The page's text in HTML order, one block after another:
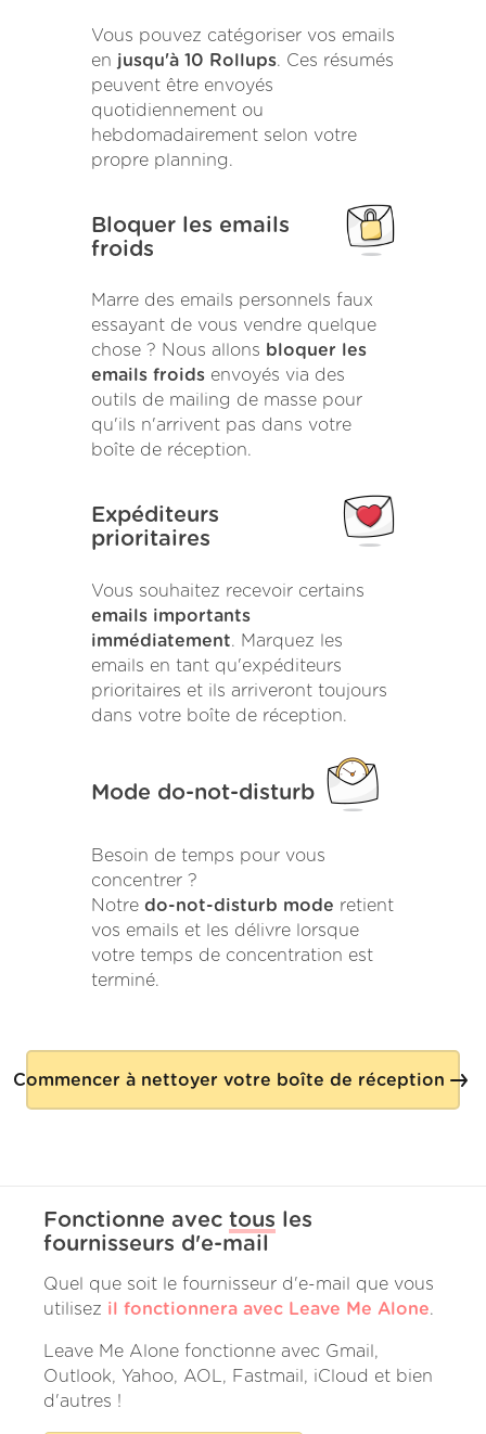
Vous pouvez catégoriser vos emails
en jusqu'à 10 Rollups. Ces résumés
peuvent être envoyés
quotidiennement ou
hebdomadairement selon votre
propre planning.
Bloquer les emails
froids
Marre des emails personnels faux
essayant de vous vendre quelque
chose ? Nous allons bloquer les
emails froids envoyés via des
outils de mailing de masse pour
qu'ils n'arrivent pas dans votre
boîte de réception.
Expéditeurs
prioritaires
Vous souhaitez recevoir certains
emails importants
immédiatement. Marquez les
emails en tant qu'expéditeurs
prioritaires et ils arriveront toujours
dans votre boîte de réception.
Mode do-not-disturb
Besoin de temps pour vous
concentrer ?
Notre do-not-disturb mode retient
vos emails et les délivre lorsque
votre temps de concentration est
terminé.
Commencer à nettoyer votre boîte de réception
Fonctionne avec tous les
fournisseurs d'e-mail
Quel que soit le fournisseur d'e-mail que vous
utilisez il fonctionnera avec Leave Me Alone.
Leave Me Alone fonctionne avec Gmail,
Outlook, Yahoo, AOL, Fastmail, iCloud et bien
d'autres !